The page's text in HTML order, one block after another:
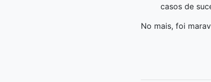
casos de
No mais, foi